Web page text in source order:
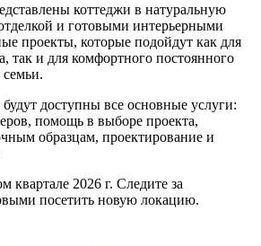
коттеджи в натуральную
и готовыми интерьерными
проекты, которые подойдут как для
так и для комфортного постоянного
доступны все основные услуги:
помощь в выборе проекта,
образцам, проектирование и
2026 г. Следите за
посетить новую локацию.